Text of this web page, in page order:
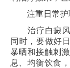
注重日常护
治疗白癜风
同时，要做好
暴晒和接触刺
息、均衡饮食